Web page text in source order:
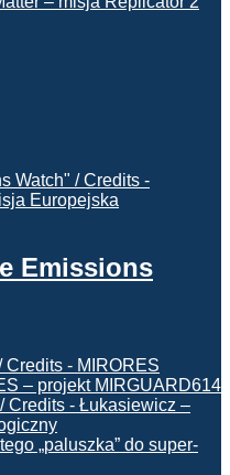
Emissions
– projekt MIRGUARD614
„paluszka” do super-